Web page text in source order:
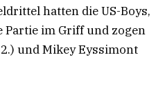
hatten die US-Boys,
Partie im Griff und zogen
und Mikey Eyssimont